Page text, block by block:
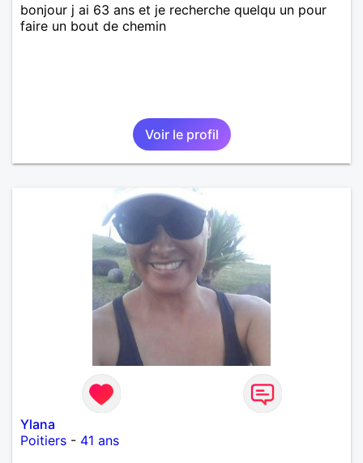
bonjour j ai 63 ans et je recherche quelqu un pour
faire un bout de chemin
Voir le profil
Ylana
Poitiers - 41 ans